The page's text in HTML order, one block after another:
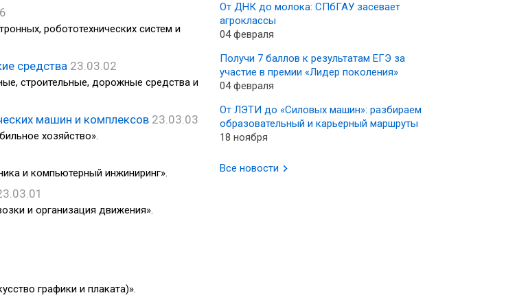
От ДНК до молока: СПбГАУ засевает
агроклассы
04 февраля
Получи 7 баллов к результатам ЕГЭ за
участие в премии «Лидер поколения»
04 февраля
От ЛЭТИ до «Силовых машин»: разбираем
образовательный и карьерный маршруты
18 ноября
Все новости
робототехнических систем и
средства 23.03.02
строительные, дорожные средства и
машин и комплексов 23.03.03
хозяйство».
и компьютерный инжиниринг».
и организация движения».
графики и плаката)».